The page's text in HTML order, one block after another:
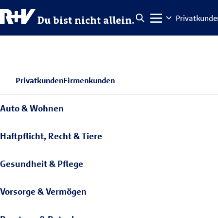
Du bist nicht allein.
PrivatkundenFirmenkunden
Auto & Wohnen
Haftpflicht, Recht & Tiere
Gesundheit & Pflege
Vorsorge & Vermögen